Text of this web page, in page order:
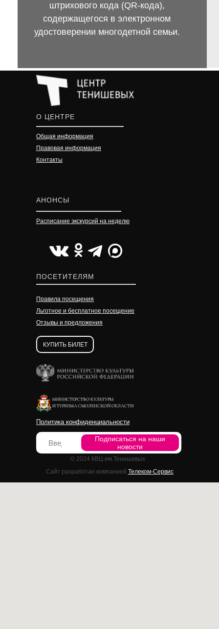
УЗНАТЬ ПОДРОБНЕЕ
штрихового кода (QR-кода),
содержащегося в электронном
удостоверении многодетной семьи.
О ЦЕНТРЕ
Общая информация
Правовая информация
Контакты
АНОНСЫ
Расписание экскурсий на неделю
ПОСЕТИТЕЛЯМ
Правила посещения
Льготное и бесплатное посещение
Отзывы и предложения
© 2024 КВЦ им.Тенишевых
КУПИТЬ БИЛЕТ
Политика конфиденциальности
Подписаться на наши
новости
Сайт разработан компанией Телеком-Сервис